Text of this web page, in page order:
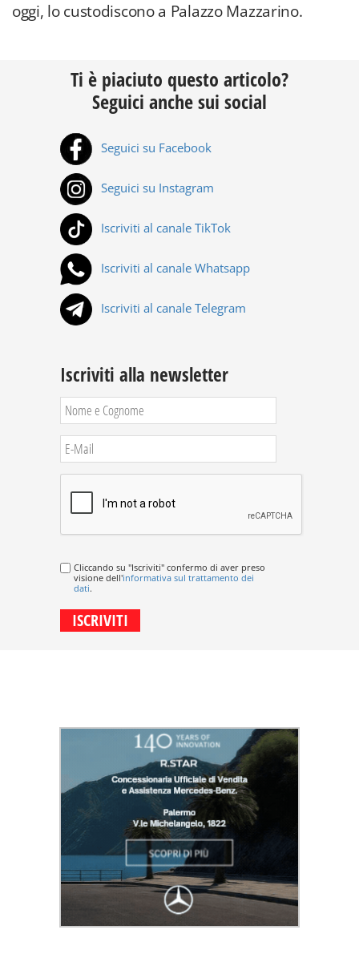
oggi, lo custodiscono a Palazzo Mazzarino.
Ti è piaciuto questo articolo?
Seguici anche sui social
Seguici su Facebook
Seguici su Instagram
Iscriviti al canale TikTok
Iscriviti al canale Whatsapp
Iscriviti al canale Telegram
Iscriviti alla newsletter
Cliccando su "Iscriviti" confermo di aver preso
visione dell'informativa sul trattamento dei
dati.